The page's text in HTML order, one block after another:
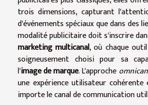
trois dimensions, capturant
d'événements spéciaux que dans des
modalité publicitaire doit s'inscrire
marketing multicanal, où chaque
soigneusement choisi pour sa
l'image de marque. L'approche
une expérience utilisateur cohérente
importe le canal de communication